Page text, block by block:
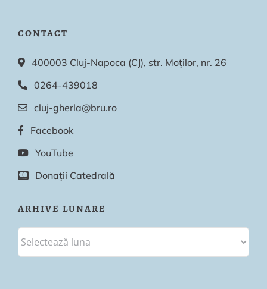
CONTACT
400003 Cluj-Napoca (CJ), str. Moților, nr. 26
0264-439018
cluj-gherla@bru.ro
Facebook
YouTube
Donații Catedrală
ARHIVE LUNARE